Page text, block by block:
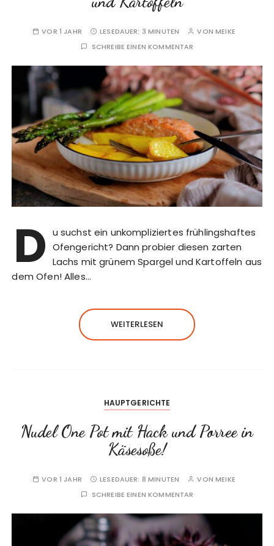
VOR 1 JAHR LESEDAUER: 3 MINUTEN VONMEIKE
SCHREIBE EINEN KOMMENTAR
D u suchst ein unkompliziertes frühlingshaftes
Ofengericht? Dann probier diesen zarten
Lachs mit grünem Spargel und Kartoffeln aus
dem Ofen! Alles…
WEITERLESEN
HAUPTGERICHTE
Nudel One Pot mit Hack und Porree in
Käsesoße!
VOR 1 JAHR LESEDAUER: 8 MINUTEN VONMEIKE
SCHREIBE EINEN KOMMENTAR